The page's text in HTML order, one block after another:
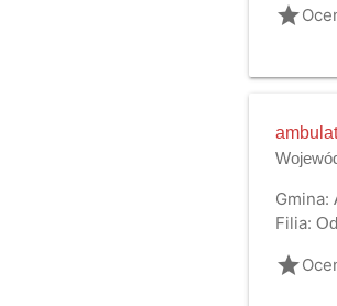
grade
Gmina:
Filia:
grade